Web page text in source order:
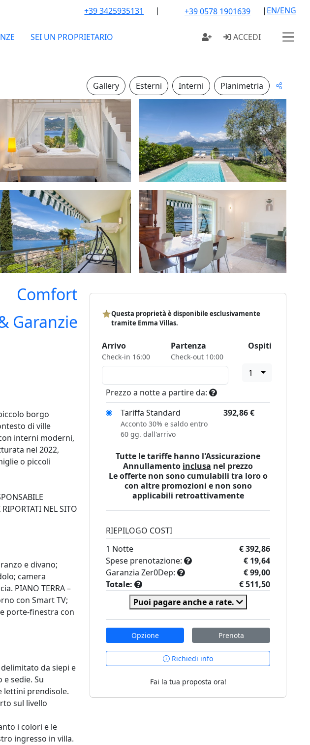
+39 3425935131 | +39 0578 1901639 | EN/ENG
SEI UN PROPRIETARIO ACCEDI
Gallery Esterni Interni Planimetria
Comfort
Garanzie
borgo
di ville
interni moderni,
nel 2022,
o piccoli
NEL SITO
e divano;
camera
PIANO TERRA –
con Smart TV;
porte-finestra con
da siepi e
sedie. Su
lettini prendisole.
sul livello
i colori e le
ingresso in villa.
Questa proprietà è disponibile esclusivamente
tramite Emma Villas.
Arrivo
Check-in 16:00
Partenza
Check-out 10:00
Ospiti
1
Prezzo a notte a partire da:
Tariffa Standard
392,86€
Acconto 30% e saldo entro
60 gg. dall'arrivo
Tutte le tariffe hanno l'Assicurazione
Annullamento inclusa nel prezzo
Le offerte non sono cumulabili tra loro o
con altre promozioni e non sono
applicabili retroattivamente
RIEPILOGO COSTI
1 Notte
€ 392,86
Spese prenotazione:
€ 19,64
Garanzia Zer0Dep:
€ 99,00
Totale:
€ 511,50
Puoi pagare anche a rate.
Opzione Prenota
Richiedi info
Fai la tua proposta ora!